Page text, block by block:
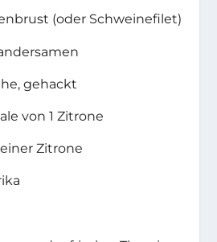
(oder Schweinefilet)
gehackt
von 1 Zitrone
Zitrone